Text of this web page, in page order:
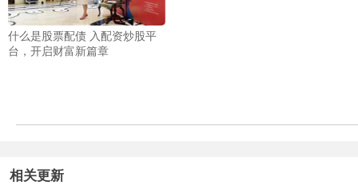
什么是股票配债 入配资炒股平
台，开启财富新篇章
相关更新